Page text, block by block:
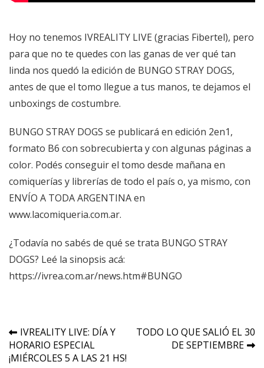
Hoy no tenemos IVREALITY LIVE (gracias Fibertel), pero
para que no te quedes con las ganas de ver qué tan
linda nos quedó la edición de BUNGO STRAY DOGS,
antes de que el tomo llegue a tus manos, te dejamos el
unboxings de costumbre.
BUNGO STRAY DOGS se publicará en edición 2en1,
formato B6 con sobrecubierta y con algunas páginas a
color. Podés conseguir el tomo desde mañana en
comiquerías y librerías de todo el país o, ya mismo, con
ENVÍO A TODA ARGENTINA en
www.lacomiqueria.com.ar.
¿Todavía no sabés de qué se trata BUNGO STRAY
DOGS? Leé la sinopsis acá:
https://ivrea.com.ar/news.htm#BUNGO
Navegación
de
IVREALITY LIVE: DÍA Y
HORARIO ESPECIAL
¡MIÉRCOLES 5 A LAS 21 HS!
TODO LO QUE SALIÓ EL 30
DE SEPTIEMBRE